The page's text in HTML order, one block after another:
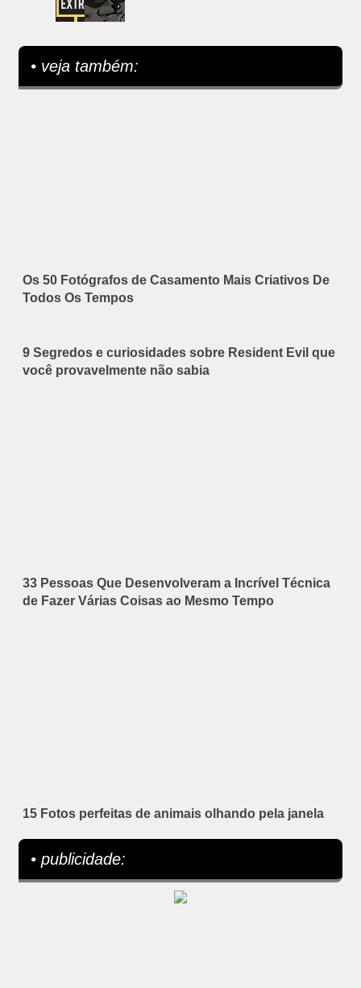
• veja também:
Os 50 Fotógrafos de Casamento Mais Criativos De
Todos Os Tempos
9 Segredos e curiosidades sobre Resident Evil que
você provavelmente não sabia
33 Pessoas Que Desenvolveram a Incrível Técnica
de Fazer Várias Coisas ao Mesmo Tempo
15 Fotos perfeitas de animais olhando pela janela
• publicidade: